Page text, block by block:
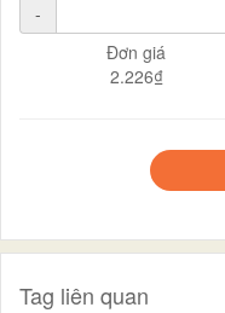
-
Đơn giá
2.226₫
Tag liên quan